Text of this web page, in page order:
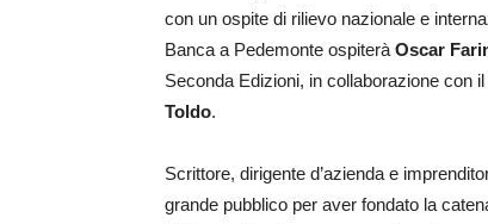
con un ospite di rilievo nazionale e
Banca a Pedemonte ospiterà Oscar
Seconda Edizioni, in collaborazione con
Toldo.
Scrittore, dirigente d’azienda e
grande pubblico per aver fondato la